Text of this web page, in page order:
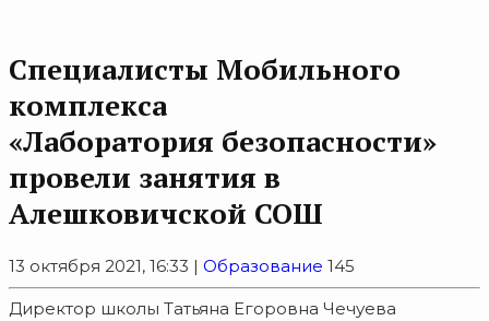
Специалисты Мобильного
комплекса
«Лаборатория безопасности»
провели занятия в
Алешковичской СОШ
13 октября 2021, 16:33 | Образование 145
Директор школы Татьяна Егоровна Чечуева